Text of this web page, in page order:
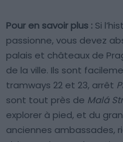
Pour en savoir plus : Si
passionne, vous devez
palais et châteaux de
de la ville. Ils sont
tramways 22 et 23, arrêt
sont tout près de Malá
explorer à pied, et du
anciennes ambassades,